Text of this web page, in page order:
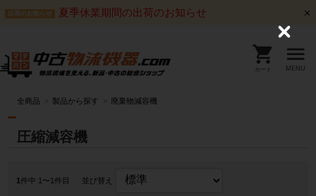
出荷のお知らせ 夏季休業期間の出荷のお知らせ
カート MENU
全商品 製品から探す 廃棄物減容機
圧縮減容機
1 件中 1〜1件目 並び替え
C
o
s